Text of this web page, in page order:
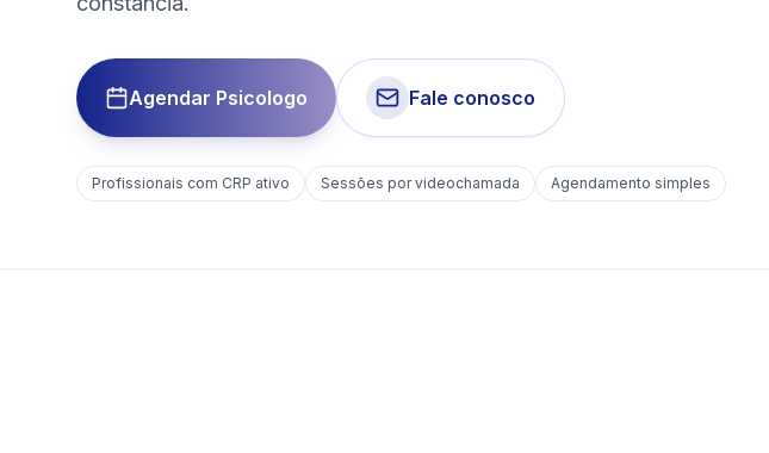
Agendar Psicologo Fale conosco
Profissionais com CRP ativo Sessões por videochamada Agendamento simples